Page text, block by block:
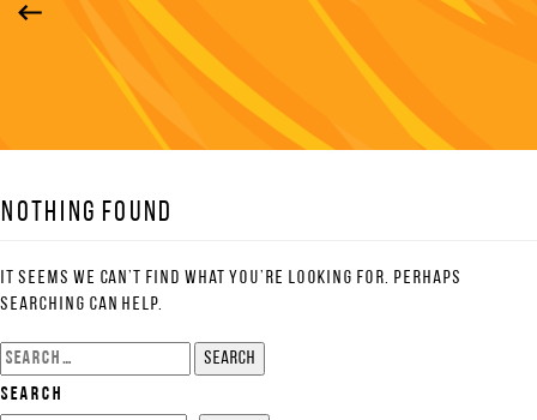
Nothing Found
It seems we can’t find what you’re looking for. Perhaps
searching can help.
Search
for:
Search